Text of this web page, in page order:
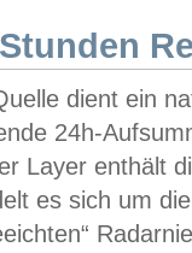
dient ein
24h-
Layer enthält
es sich um